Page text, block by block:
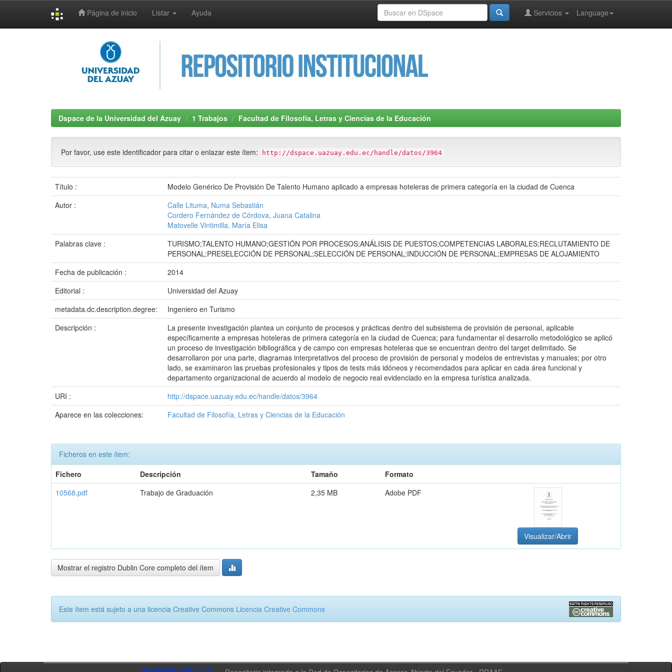
Página de inicio Listar Ayuda Language
Servicios
Dspace de la Universidad del Azuay 1 Trabajos Facultad de Filosofía, Letras y Ciencias de la Educación
Por favor, use este identificador para citar o enlazar este ítem: http://dspace.uazuay.edu.ec/handle/datos/3964
Título :
Modelo Genérico De Provisión De Talento Humano aplicado a empresas hoteleras de primera categoría en la ciudad de Cuenca
Autor :
Calle Lituma, Numa Sebastián
Cordero Fernández de Córdova, Juana Catalina
Matovelle Vintimilla, María Elisa
Palabras clave :
TURISMO;TALENTO HUMANO;GESTIÓN POR PROCESOS;ANÁLISIS DE PUESTOS;COMPETENCIAS LABORALES;RECLUTAMIENTO DE
PERSONAL;PRESELECCIÓN DE PERSONAL;SELECCIÓN DE PERSONAL;INDUCCIÓN DE PERSONAL;EMPRESAS DE ALOJAMIENTO
Fecha de publicación :
2014
Editorial :
Universidad del Azuay
metadata.dc.description.degree:
Ingeniero en Turismo
Descripción :
La presente investigación plantea un conjunto de procesos y prácticas dentro del subsistema de provisión de personal, aplicable
específicamente a empresas hoteleras de primera categoría en la ciudad de Cuenca; para fundamentar el desarrollo metodológico se aplicó
un proceso de investigación bibliográfica y de campo con empresas hoteleras que se encuentran dentro del target delimitado. Se
desarrollaron por una parte, diagramas interpretativos del proceso de provisión de personal y modelos de entrevistas y manuales; por otro
lado, se examinaron las pruebas profesionales y tipos de tests más idóneos y recomendados para aplicar en cada área funcional y
departamento organizacional de acuerdo al modelo de negocio real evidenciado en la empresa turística analizada.
URI :
http://dspace.uazuay.edu.ec/handle/datos/3964
Aparece en las colecciones:
Facultad de Filosofía, Letras y Ciencias de la Educación
Ficheros en este ítem:
Fichero
Descripción Tamaño
Formato
10568.pdf
Trabajo de Graduación 2,35 MB Adobe PDF
Visualizar/Abrir
Mostrar el registro Dublin Core completo del ítem
Este ítem está sujeto a una licencia Creative Commons Licencia Creative Commons